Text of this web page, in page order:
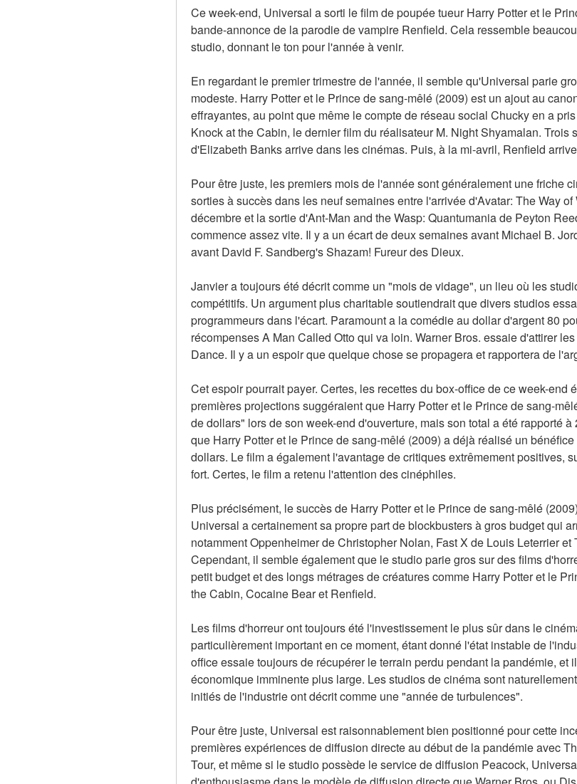
Ce week-end, Universal a sorti le film de poupée tueur Harry Potter et le
bande-annonce de la parodie de vampire Renfield. Cela ressemble
studio, donnant le ton pour l'année à venir.
En regardant le premier trimestre de l'année, il semble qu'Universal parie
modeste. Harry Potter et le Prince de sang-mêlé (2009) est un ajout au
effrayantes, au point que même le compte de réseau social Chucky en a
Knock at the Cabin, le dernier film du réalisateur M. Night Shyamalan. Trois
d'Elizabeth Banks arrive dans les cinémas. Puis, à la mi-avril, Renfield
Pour être juste, les premiers mois de l'année sont généralement une friche
sorties à succès dans les neuf semaines entre l'arrivée d'Avatar: The Way
décembre et la sortie d'Ant-Man and the Wasp: Quantumania de Peyton
commence assez vite. Il y a un écart de deux semaines avant Michael B.
avant David F. Sandberg's Shazam! Fureur des Dieux.
Janvier a toujours été décrit comme un "mois de vidage", un lieu où les
compétitifs. Un argument plus charitable soutiendrait que divers studios
programmeurs dans l'écart. Paramount a la comédie au dollar d'argent 80
récompenses A Man Called Otto qui va loin. Warner Bros. essaie d'attirer
Dance. Il y a un espoir que quelque chose se propagera et rapportera de
Cet espoir pourrait payer. Certes, les recettes du box-office de ce week-end
premières projections suggéraient que Harry Potter et le Prince de sang-
de dollars" lors de son week-end d'ouverture, mais son total a été rapporté
que Harry Potter et le Prince de sang-mêlé (2009) a déjà réalisé un
dollars. Le film a également l'avantage de critiques extrêmement positives,
fort. Certes, le film a retenu l'attention des cinéphiles.
Plus précisément, le succès de Harry Potter et le Prince de sang-mêlé
Universal a certainement sa propre part de blockbusters à gros budget qui
notamment Oppenheimer de Christopher Nolan, Fast X de Louis Leterrier
Cependant, il semble également que le studio parie gros sur des films
petit budget et des longs métrages de créatures comme Harry Potter et le
the Cabin, Cocaine Bear et Renfield.
Les films d'horreur ont toujours été l'investissement le plus sûr dans le
particulièrement important en ce moment, étant donné l'état instable de
office essaie toujours de récupérer le terrain perdu pendant la pandémie, et
économique imminente plus large. Les studios de cinéma sont
initiés de l'industrie ont décrit comme une "année de turbulences".
Pour être juste, Universal est raisonnablement bien positionné pour cette
premières expériences de diffusion directe au début de la pandémie avec
Tour, et même si le studio possède le service de diffusion Peacock,